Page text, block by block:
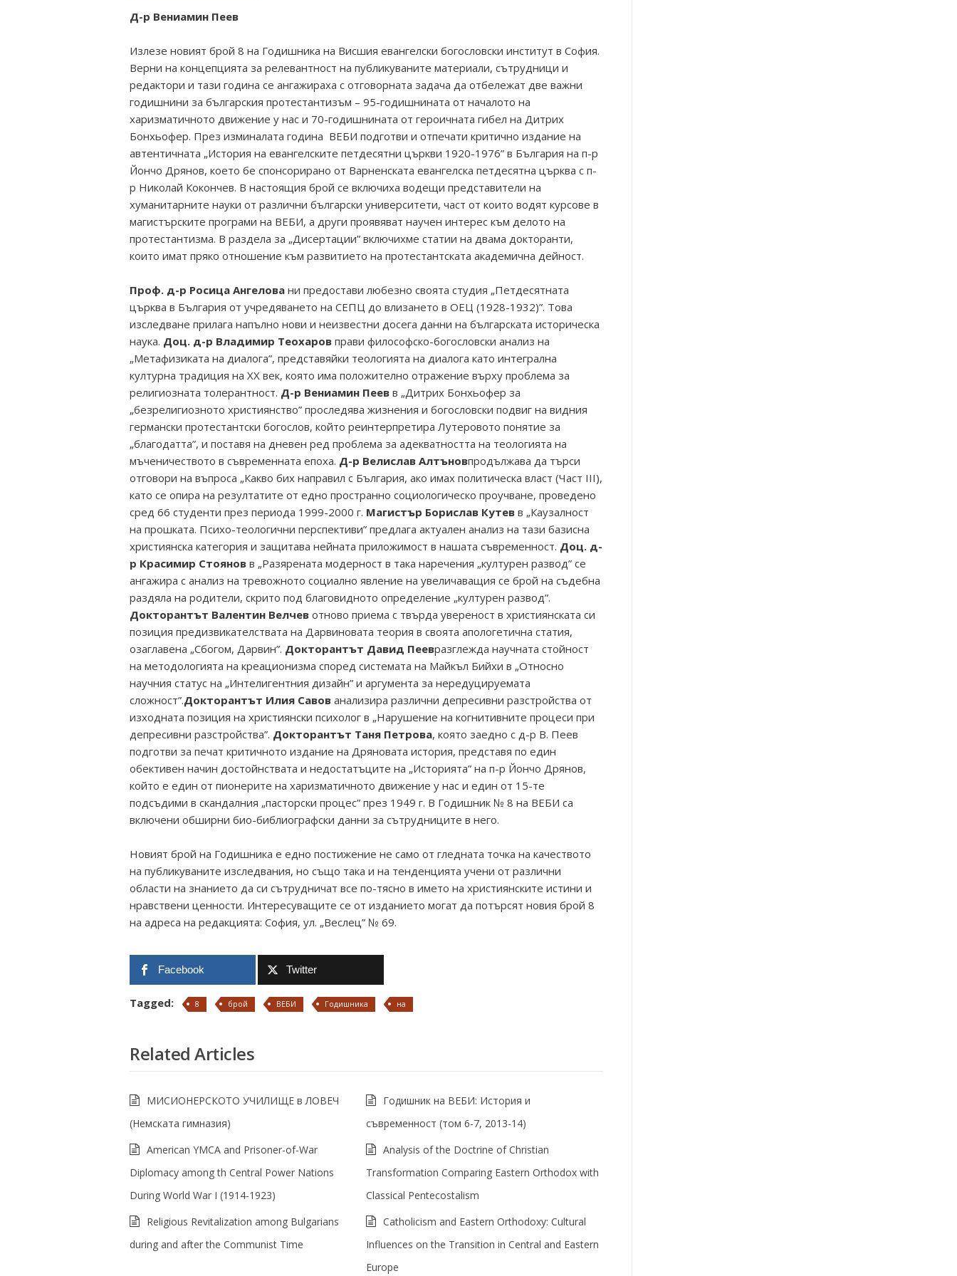
Д-р Вениамин Пеев
Излезе новият брой 8 на Годишника на Висшия евангелски богословски институт в София.
Верни на концепцията за релевантност на публикуваните материали, сътрудници и
редактори и тази година се ангажираха с отговорната задача да отбележат две важни
годишнини за българския протестантизъм – 95-годишнината от началото на
харизматичното движение у нас и 70-годишнината от героичната гибел на Дитрих
Бонхьофер. През изминалата година ВЕБИ подготви и отпечати критично издание на
автентичната „История на евангелските петдесятни църкви 1920-1976” в България на п-р
Йончо Дрянов, което бе спонсорирано от Варненската евангелска петдесятна църква с п-
р Николай Кокончев. В настоящия брой се включиха водещи представители на
хуманитарните науки от различни български университети, част от които водят курсове в
магистърските програми на ВЕБИ, а други проявяват научен интерес към делото на
протестантизма. В раздела за „Дисертации” включихме статии на двама докторанти,
които имат пряко отношение към развитието на протестантската академична дейност.
Проф. д-р Росица Ангелова ни предостави любезно своята студия „Петдесятната
църква в България от учредяването на СЕПЦ до влизането в ОЕЦ (1928-1932)”. Това
изследване прилага напълно нови и неизвестни досега данни на българската историческа
наука. Доц. д-р Владимир Теохаров прави философско-богословски анализ на
„Метафизиката на диалога”, представяйки теологията на диалога като интегрална
културна традиция на ХХ век, която има положително отражение върху проблема за
религиозната толерантност. Д-р Вениамин Пеев в „Дитрих Бонхьофер за
„безрелигиозното християнство” проследява жизнения и богословски подвиг на видния
германски протестантски богослов, който реинтерпретира Лутеровото понятие за
„благодатта”, и поставя на дневен ред проблема за адекватността на теологията на
мъченичеството в съвременната епоха. Д-р Велислав Алтъновпродължава да търси
отговори на въпроса „Какво бих направил с България, ако имах политическа власт (Част ІІІ),
като се опира на резултатите от едно пространно социологическо проучване, проведено
сред 66 студенти през периода 1999-2000 г. Магистър Борислав Кутев в „Каузалност
на прошката. Психо-теологични перспективи” предлага актуален анализ на тази базисна
християнска категория и защитава нейната приложимост в нашата съвременност. Доц. д-
р Красимир Стоянов в „Разярената модерност в така наречения „културен развод” се
ангажира с анализ на тревожното социално явление на увеличаващия се брой на съдебна
раздяла на родители, скрито под благовидното определение „културен развод”.
Докторантът Валентин Велчев отново приема с твърда увереност в християнската си
позиция предизвикателствата на Дарвиновата теория в своята апологетична статия,
озаглавена „Сбогом, Дарвин”. Докторантът Давид Пеевразглежда научната стойност
на методологията на креационизма според системата на Майкъл Бийхи в „Относно
научния статус на „Интелигентния дизайн” и аргумента за нередуцируемата
сложност”.Докторантът Илия Савов анализира различни депресивни разстройства от
изходната позиция на християнски психолог в „Нарушение на когнитивните процеси при
депресивни разстройства”. Докторантът Таня Петрова, която заедно с д-р В. Пеев
подготви за печат критичното издание на Дряновата история, представя по един
обективен начин достойнствата и недостатъците на „Историята” на п-р Йончо Дрянов,
който е един от пионерите на харизматичното движение у нас и един от 15-те
подсъдими в скандалния „пасторски процес” през 1949 г. В Годишник № 8 на ВЕБИ са
включени обширни био-библиографски данни за сътрудниците в него.
Новият брой на Годишника е едно постижение не само от гледната точка на качеството
на публикуваните изследвания, но също така и на тенденцията учени от различни
области на знанието да си сътрудничат все по-тясно в името на християнските истини и
нравствени ценности. Интересуващите се от изданието могат да потърсят новия брой 8
на адреса на редакцията: София, ул. „Веслец” № 69.
Facebook Twitter
Tagged: 8 брой ВЕБИ Годишника на
Related Articles
МИСИОНЕРСКОТО УЧИЛИЩЕ в ЛОВЕЧ
(Немската гимназия)
Годишник на ВЕБИ: История и
съвременност (том 6-7, 2013-14)
American YMCA and Prisoner-of-War
Diplomacy among th Central Power Nations
During World War I (1914-1923)
Analysis of the Doctrine of Christian
Transformation Comparing Eastern Orthodox with
Classical Pentecostalism
Religious Revitalization among Bulgarians
during and after the Communist Time
Catholicism and Eastern Orthodoxy: Cultural
Influences on the Transition in Central and Eastern
Europe